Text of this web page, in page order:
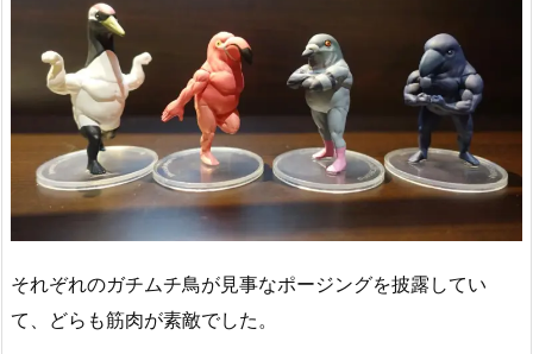
それぞれのガチムチ鳥が見事なポージングを披露してい
て、どらも筋肉が素敵でした。